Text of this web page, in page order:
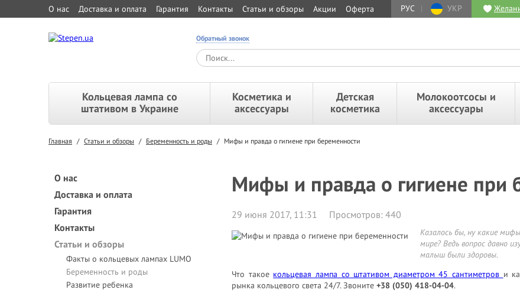
О нас Доставка и оплата Гарантия Контакты Статьи и обзоры Акции Оферта РУС | УКР
Обратный звонок
Кольцевая лампа со
штативом в Украине
Косметика и
аксессуары
Детская
косметика
Молокоотсосы и
аксессуары
Главная / Статьи и обзоры / Беременность и роды / Мифы и правда о гигиене при беременности
О нас
Доставка и оплата
Гарантия
Контакты
Статьи и обзоры
Факты о кольцевых лампах LUMO
Беременность и роды
Развитие ребенка
Мифы и правда о гигиене при
29 июня 2017, 11:31 Просмотров: 440
Казалось бы, ну какие
мире? Ведь вопрос давно
малыш были здоровы.
Что такое кольцевая лампа со штативом диаметром 45 сантиметров и
рынка кольцевого света 24/7. Звоните +38 (050) 418-04-04.